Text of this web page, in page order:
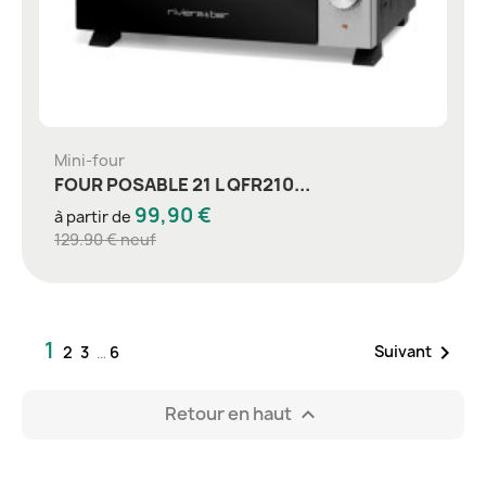
Mini-four
FOUR POSABLE 21 L QFR210...
à partir de 99,90 €
129.90 € neuf
1 2 3 … 6 Suivant 
Retour en haut 